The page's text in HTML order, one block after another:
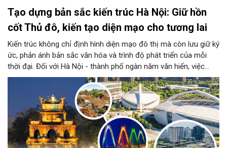
Tạo dựng bản sắc kiến trúc Hà Nội: Giữ hồn
cốt Thủ đô, kiến tạo diện mạo cho tương lai
Kiến trúc không chỉ định hình diện mạo đô thị mà còn lưu giữ ký
ức, phản ánh bản sắc văn hóa và trình độ phát triển của mỗi
thời đại. Đối với Hà Nội - thành phố ngàn năm văn hiến, việc
kiến tạo những công trình mới hài hòa với không gian lịch sử,
đồng thời phát huy vai trò của đội ngũ kiến trúc sư trong bảo
tồn và sáng tạo, là yêu cầu quan trọng để xây dựng Thủ đô
"Văn hiến - Văn minh - Hiện đại", đáp ứng yêu cầu phát triển
trong thời kỳ mới.